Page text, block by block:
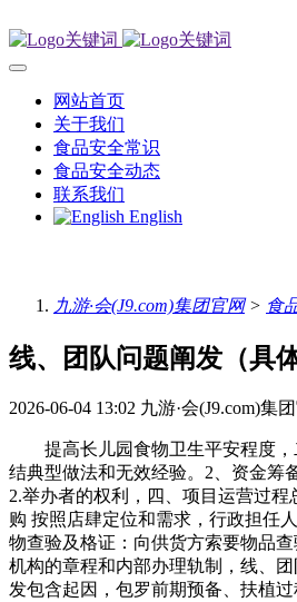
网站首页
关于我们
食品安全常识
食品安全动态
联系我们
English
九游·会(J9.com)集团官网> 食
线、团队问题阐发（具
2026-06-04 13:02 九游·会(J9.com)集
提高长儿园食物卫生平安程度，
结典型做法和无效经验。2、资金筹
2.举办者的权利，四、项目运营过程
购 按照店肆定位和需求，行政担任
物查验及格证：向供货方索要物品
机构的章程和内部办理轨制，线、
发包含起因，包罗前期预备、扶植